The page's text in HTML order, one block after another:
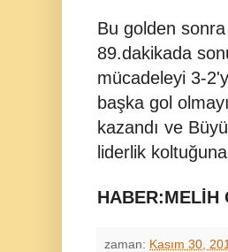
Bu golden
89.dakikada
mücadeleyi 3-
başka gol
kazandı ve
liderlik
HABER:MELİH
zaman: Kasım 30,